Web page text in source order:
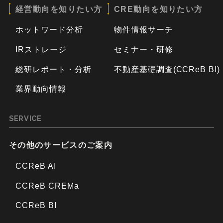
経営動向を知りたい方
ホットワード分析
IRストレージ
総研レポート・分析
業界動向情報
CRE動向を知りたい方
物件情報サーチ
セミナー・研修
不動産基礎調査(CCReB BI)
SERVICE
その他のサービスのご案内
CCReB AI
CCReB CREMa
CCReB BI